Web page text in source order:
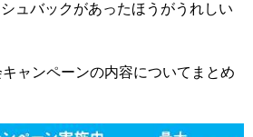
ュバックがあったほうがうれしい
キャンペーンの内容についてまとめ